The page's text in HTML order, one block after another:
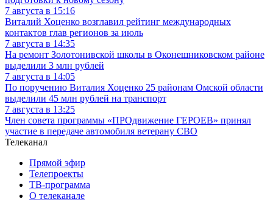
7 августа в 15:16
Виталий Хоценко возглавил рейтинг международных
контактов глав регионов за июль
7 августа в 14:35
На ремонт Золотонивской школы в Оконешниковском районе
выделили 3 млн рублей
7 августа в 14:05
По поручению Виталия Хоценко 25 районам Омской области
выделили 45 млн рублей на транспорт
7 августа в 13:25
Член совета программы «ПРОдвижение ГЕРОЕВ» принял
участие в передаче автомобиля ветерану СВО
Телеканал
Прямой эфир
Телепроекты
ТВ-программа
О телеканале